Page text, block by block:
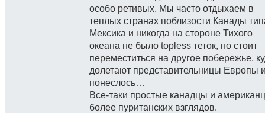
особо ретивых. Мы часто отдыхаем в
теплых странах поблизости Канады
Мексика и никогда на стороне Тихого
океана не было topless теток, но стоит
переместиться на другое побережье,
долетают представительницы Европы
понеслось…
Все-таки простые канадцы и
более пуританских взглядов.